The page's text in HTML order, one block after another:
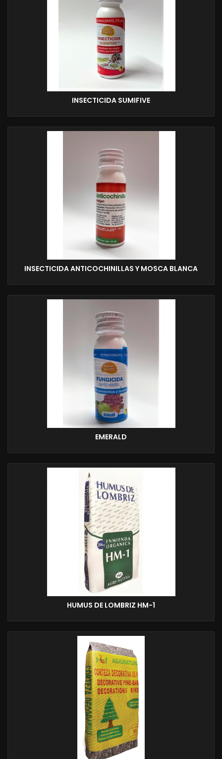
INSECTICIDA SUMIFIVE
INSECTICIDA ANTICOCHINILLAS Y MOSCA BLANCA
EMERALD
HUMUS DE LOMBRIZ HM-1